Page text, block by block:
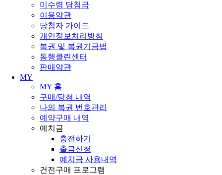
미수령 당첨금
이용약관
당첨자 가이드
개인정보처리방침
복권 및 복권기금법
동행클린센터
판매약관
MY
MY 홈
구매/당첨 내역
나의 복권 번호관리
예약구매 내역
예치금
충전하기
출금신청
예치금 사용내역
건전구매 프로그램